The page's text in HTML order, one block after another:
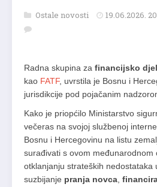
Ostale novosti 19.06.2026.
Radna skupina za financijsko
kao FATF, uvrstila je Bosnu i
jurisdikcije pod pojačanim
Kako je priopćilo Ministarstvo
večeras na svojoj službenoj
Bosnu i Hercegovinu na listu
surađivati s ovom međunarodnom
otklanjanju strateških nedostataka
suzbijanje pranja novca